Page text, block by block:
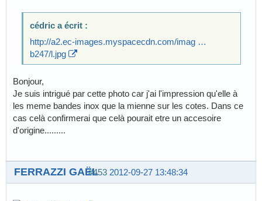
cédric a écrit :
http://a2.ec-images.myspacecdn.com/imag …
b247/l.jpg
Bonjour,
Je suis intrigué par cette photo car j'ai l'impression qu'elle à
les meme bandes inox que la mienne sur les cotes. Dans ce
cas celà confirmerai que celà pourait etre un accesoire
d'origine.........
#453 2012-09-27 13:48:34
FERRAZZI GAËL